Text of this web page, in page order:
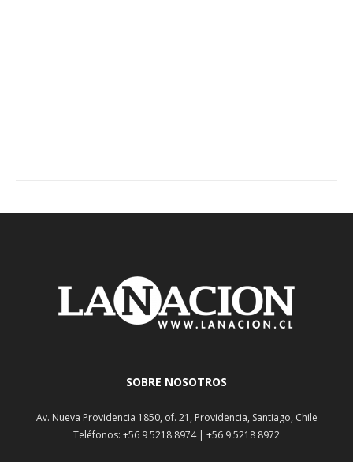
SOBRE NOSOTROS
Av. Nueva Providencia 1850, of. 21, Providencia, Santiago, Chile
Teléfonos: +56 9 5218 8974 | +56 9 5218 8972